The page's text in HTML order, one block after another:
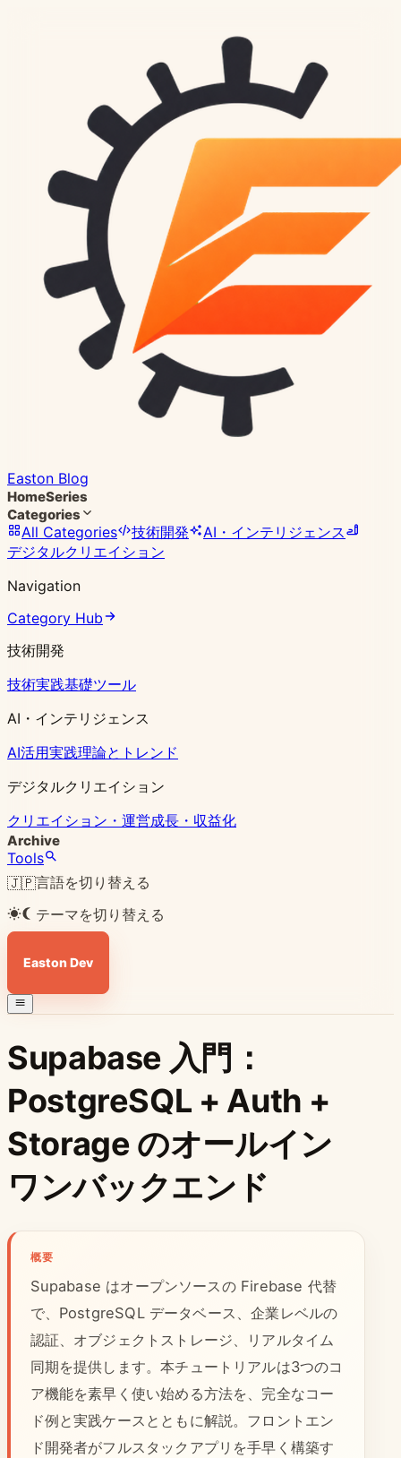
Easton Blog
HomeSeries
Categories
All Categories 技術開発
AI・インテリジェンス
デジタルクリエイション
Navigation
Category Hub
技術開発
技術実践基礎ツール
AI・インテリジェンス
AI活用実践理論とトレンド
デジタルクリエイション
クリエイション・運営成長・収益化
Archive
Tools
🇯🇵言語を切り替える
テーマを切り替える
Easton Dev
Supabase 入門：
PostgreSQL + Auth +
Storage のオールイン
ワンバックエンド
概要
Supabase はオープンソースの Firebase 代替
で、PostgreSQL データベース、企業レベルの
認証、オブジェクトストレージ、リアルタイム
同期を提供します。本チュートリアルは3つのコ
ア機能を素早く使い始める方法を、完全なコー
ド例と実践ケースとともに解説。フロントエン
ド開発者がフルスタックアプリを手早く構築す